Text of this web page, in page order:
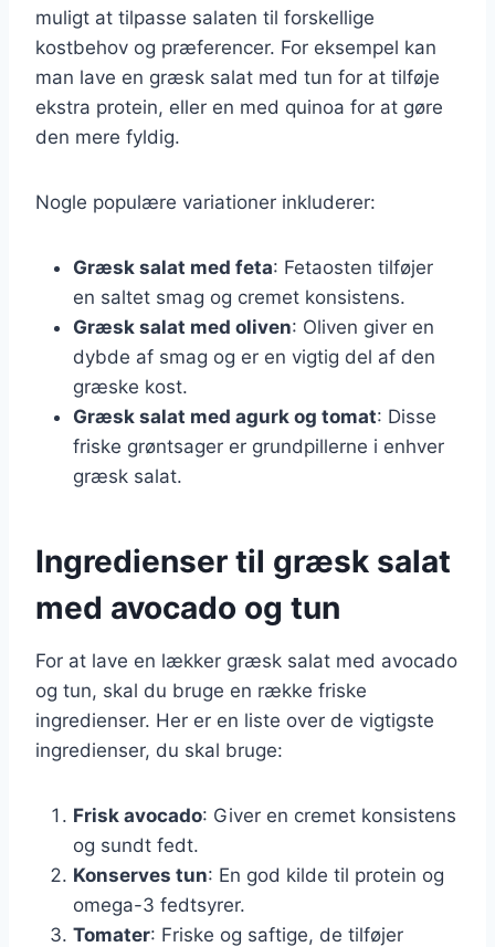
muligt at tilpasse salaten til forskellige
kostbehov og præferencer. For eksempel kan
man lave en græsk salat med tun for at tilføje
ekstra protein, eller en med quinoa for at gøre
den mere fyldig.
Nogle populære variationer inkluderer:
Græsk salat med feta: Fetaosten tilføjer
en saltet smag og cremet konsistens.
Græsk salat med oliven: Oliven giver en
dybde af smag og er en vigtig del af den
græske kost.
Græsk salat med agurk og tomat: Disse
friske grøntsager er grundpillerne i enhver
græsk salat.
Ingredienser til græsk salat
med avocado og tun
For at lave en lækker græsk salat med avocado
og tun, skal du bruge en række friske
ingredienser. Her er en liste over de vigtigste
ingredienser, du skal bruge:
Frisk avocado: Giver en cremet konsistens
og sundt fedt.
Konserves tun: En god kilde til protein og
omega-3 fedtsyrer.
Tomater: Friske og saftige, de tilføjer